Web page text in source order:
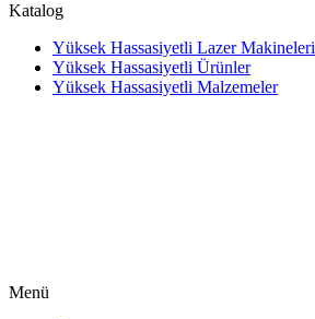
Katalog
Yüksek Hassasiyetli Lazer Makineleri
Yüksek Hassasiyetli Ürünler
Yüksek Hassasiyetli Malzemeler
Menü